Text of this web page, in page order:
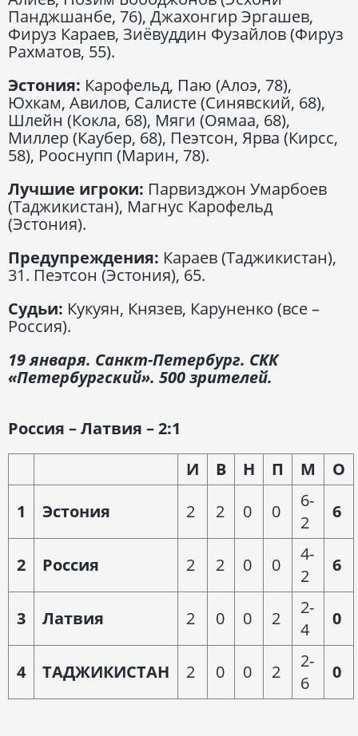
Панджшанбе, 76), Джахонгир Эргашев,
Фируз Караев, Зиёвуддин Фузайлов (Фируз
Рахматов, 55).
Эстония: Карофельд, Паю (Алоэ, 78),
Юхкам, Авилов, Салисте (Синявский, 68),
Шлейн (Кокла, 68), Мяги (Оямаа, 68),
Миллер (Каубер, 68), Пеэтсон, Ярва (Кирсс,
58), Рооснупп (Марин, 78).
Лучшие игроки: Парвизджон Умарбоев
(Таджикистан), Магнус Карофельд
(Эстония).
Предупреждения: Караев (Таджикистан),
31. Пеэтсон (Эстония), 65.
Судьи: Кукуян, Князев, Каруненко (все –
Россия).
19 января. Санкт-Петербург. СКК
«Петербургский». 500 зрителей.
Россия – Латвия – 2:1
И
В Н П М
О
1
Эстония 2 2 0 0
6-
2
6
2 Россия 2 2 0 0
4-
2
6
3 Латвия 2 0 0 2
2-
4
0
4 ТАДЖИКИСТАН 2 0 0 2
2-
6
0